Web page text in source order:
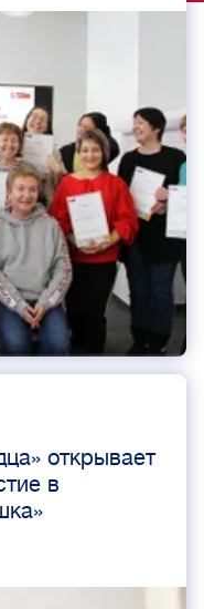
открывает
в